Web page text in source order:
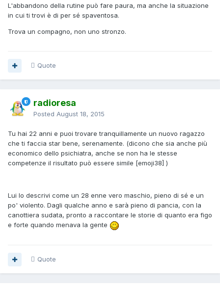
L'abbandono della rutine può fare paura, ma anche la situazione
in cui ti trovi è di per sé spaventosa.
Trova un compagno, non uno stronzo.
Quote
radioresa
Posted August 18, 2015
Tu hai 22 anni e puoi trovare tranquillamente un nuovo ragazzo
che ti faccia star bene, serenamente. (dicono che sia anche più
economico dello psichiatra, anche se non ha le stesse
competenze il risultato può essere simile [emoji38] )
Lui lo descrivi come un 28 enne vero maschio, pieno di sé e un
po' violento. Dagli qualche anno e sarà pieno di pancia, con la
canottiera sudata, pronto a raccontare le storie di quanto era figo
e forte quando menava la gente
Quote